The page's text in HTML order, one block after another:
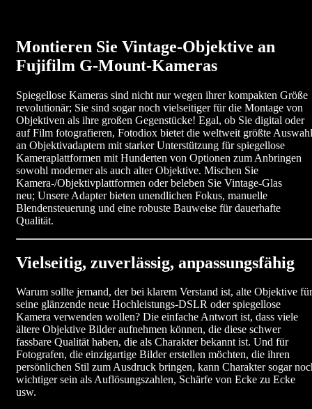
Montieren Sie Vintage-Objektive an
Fujifilm G-Mount-Kameras
Spiegellose Kameras sind nicht nur wegen ihrer kompakten Größe
revolutionär; Sie sind sogar noch vielseitiger für die Montage von
Objektiven als ihre großen Gegenstücke! Egal, ob Sie digital oder
auf Film fotografieren, Fotodiox bietet die weltweit größte Auswahl
an Objektivadaptern mit starker Unterstützung für spiegellose
Kameraplattformen mit Hunderten von Optionen zum Anbringen
sowohl moderner als auch alter Objektive. Mischen Sie
Kamera-/Objektivplattformen oder beleben Sie Vintage-Glas
neu; Unsere Adapter bieten unendlichen Fokus, manuelle
Blendensteuerung und eine robuste Bauweise für dauerhafte
Qualität.
Vielseitig, zuverlässig, anpassungsfähig
Warum sollte jemand, der bei klarem Verstand ist, alte Objektive für
seine glänzende neue Hochleistungs-DSLR oder spiegellose
Kamera verwenden wollen? Die einfache Antwort ist, dass viele
ältere Objektive Bilder aufnehmen können, die diese schwer
fassbare Qualität haben, die als Charakter bekannt ist. Und für
Fotografen, die einzigartige Bilder erstellen möchten, die ihren
persönlichen Stil zum Ausdruck bringen, kann Charakter sogar
wichtiger sein als Auflösungszahlen, Schärfe von Ecke zu Ecke
usw.